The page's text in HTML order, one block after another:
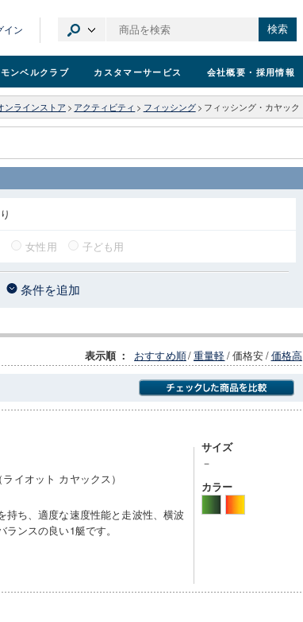
イン 検索
モンベルクラブ カスタマーサービス 会社概要 ・採用情報
ンラインストア > アクティビティ > フィッシング > フィッシング・カヤック
女性用 子ども用
条件を追加
表示順 ： おすすめ順/重量軽/価格安/価格高
イオット カヤックス）
持ち、適度な速度性能と走波性、横波
ンスの良い1艇です。
サイズ
－
カラー